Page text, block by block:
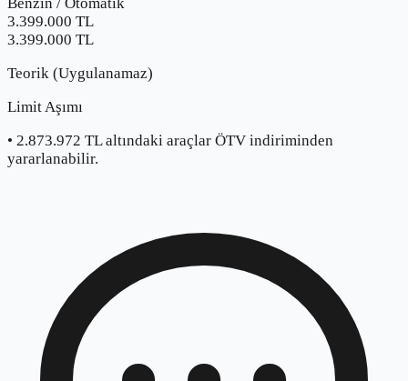
3.399.000 TL
3.399.000 TL
Teorik (Uygulanamaz)
Limit Aşımı
• 2.873.972 TL altındaki araçlar ÖTV indiriminden
yararlanabilir.